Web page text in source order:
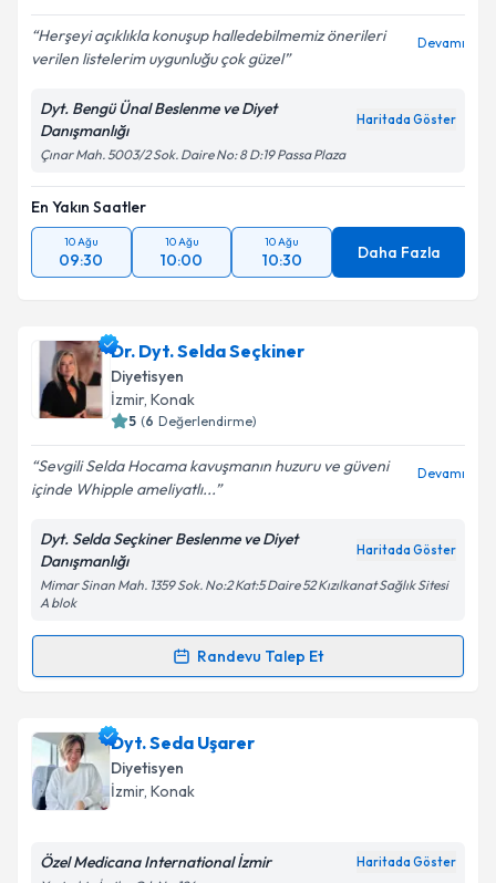
Herşeyi açıklıkla konuşup halledebilmemiz önerileri
verilen listelerim uygunluğu çok güzel
Devamı
Dyt. Bengü Ünal Beslenme ve Diyet
Danışmanlığı
Haritada Göster
Çınar Mah. 5003/2 Sok. Daire No: 8 D:19 Passa Plaza
En Yakın Saatler
10 Ağu
09:30
10 Ağu
10:00
10 Ağu
10:30 Daha Fazla
Dr. Dyt. Selda Seçkiner
Diyetisyen
İzmir, Konak
5 (6 Değerlendirme)
Sevgili Selda Hocama kavuşmanın huzuru ve güveni
içinde Whipple ameliyatlı...
Devamı
Dyt. Selda Seçkiner Beslenme ve Diyet
Danışmanlığı
Haritada Göster
Mimar Sinan Mah. 1359 Sok. No:2 Kat:5 Daire 52 Kızılkanat Sağlık Sitesi
A blok
Randevu Talep Et
Randevu Takvimi Talebi
Dr. Dyt. Selda Seçkineriçin randevu takvimi talebi
oluşturun. Size bu uzmandan randevu almanız için bir
takvim hazırlandığında e-posta ile bilgilendireceğiz.
Dyt. Seda Uşarer
Diyetisyen
İzmir, Konak
Özel Medicana International İzmir Haritada Göster